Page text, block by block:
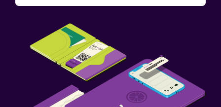
Cuna/cama nido disponibles